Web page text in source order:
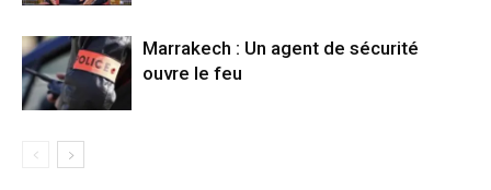
Marrakech : Un agent de sécurité
ouvre le feu